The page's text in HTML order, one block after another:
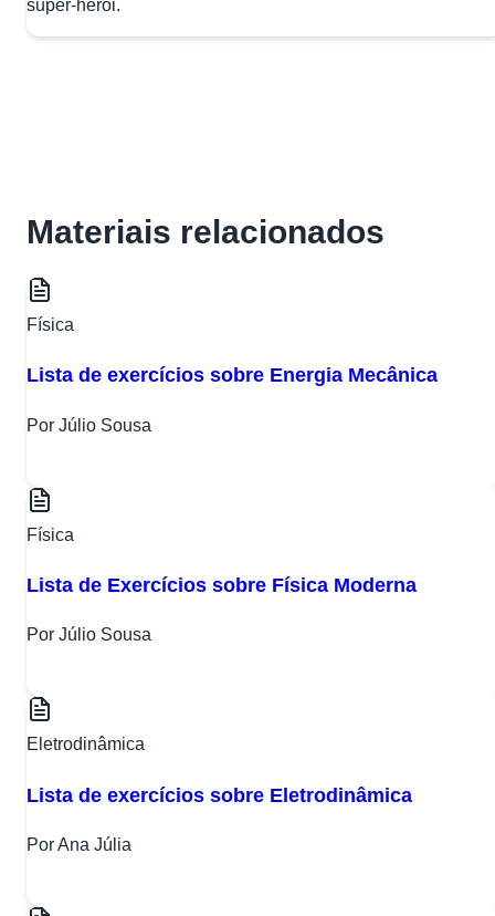
super-herói.
Materiais relacionados
Física
Lista de exercícios sobre Energia Mecânica
Por Júlio Sousa
Física
Lista de Exercícios sobre Física Moderna
Por Júlio Sousa
Eletrodinâmica
Lista de exercícios sobre Eletrodinâmica
Por Ana Júlia